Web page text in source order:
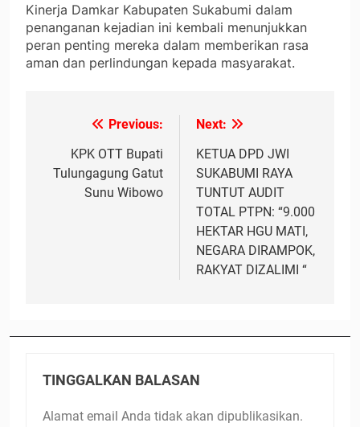
Kinerja Damkar Kabupaten Sukabumi dalam
penanganan kejadian ini kembali menunjukkan
peran penting mereka dalam memberikan rasa
aman dan perlindungan kepada masyarakat.
Navigasi
pos
Previous:
KPK OTT Bupati
Tulungagung Gatut
Sunu Wibowo
Next:
KETUA DPD JWI
SUKABUMI RAYA
TUNTUT AUDIT
TOTAL PTPN: “9.000
HEKTAR HGU MATI,
NEGARA DIRAMPOK,
RAKYAT DIZALIMI “
TINGGALKAN BALASAN
Alamat email Anda tidak akan dipublikasikan.